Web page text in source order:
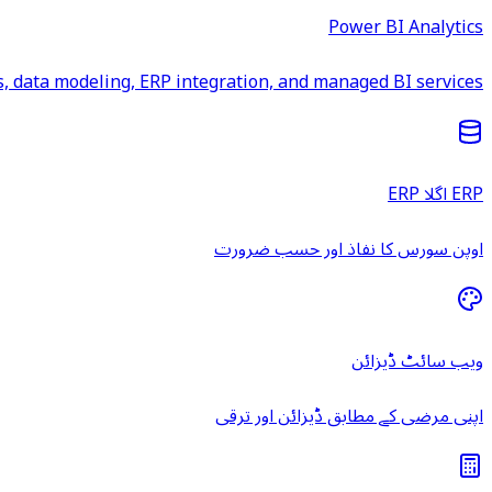
Power BI Analytics
data modeling, ERP integration, and managed BI services.
ERP اگلا ERP
اوپن سورس کا نفاذ اور حسب ضرورت
ویب سائٹ ڈیزائن
اپنی مرضی کے مطابق ڈیزائن اور ترقی